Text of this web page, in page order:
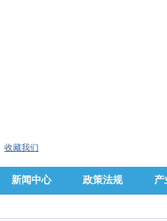
收藏我们
新闻中心 政策法规 产